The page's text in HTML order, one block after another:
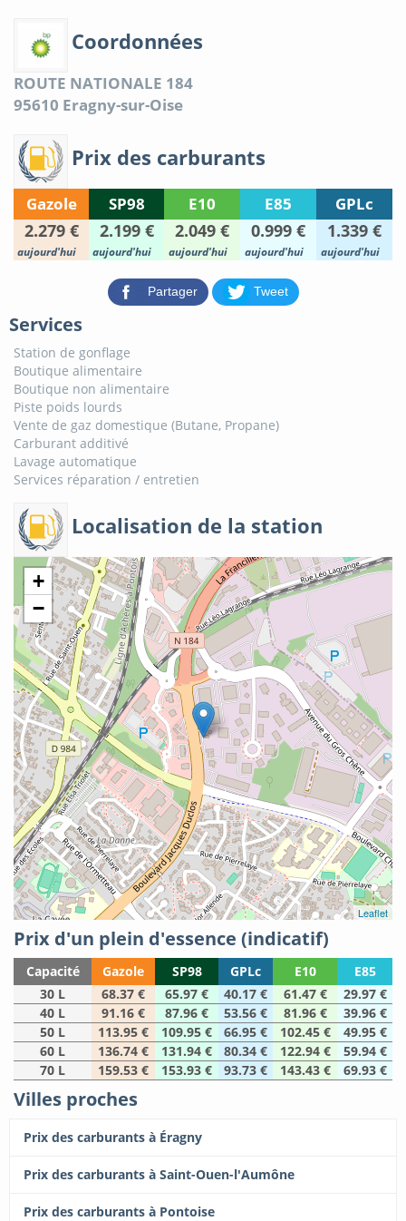
Coordonnées
ROUTE NATIONALE 184
95610 Eragny-sur-Oise
Prix des carburants
Gazole SP98 E10 E85 GPLc
2.279 € 2.199 € 2.049 € 0.999 € 1.339 €
aujourd'hui aujourd'hui aujourd'hui aujourd'hui aujourd'hui
Partager Tweet
Services
Station de gonflage
Boutique alimentaire
Boutique non alimentaire
Piste poids lourds
Vente de gaz domestique (Butane, Propane)
Carburant additivé
Lavage automatique
Services réparation / entretien
Localisation de la station
+
−
Leaflet
Prix d'un plein d'essence (indicatif)
Capacité Gazole SP98 GPLc E10
E85
30 L
68.37 € 65.97 € 40.17 € 61.47 €
29.97 €
40 L
91.16 € 87.96 € 53.56 € 81.96 €
39.96 €
50 L
113.95 € 109.95 € 66.95 € 102.45 €
49.95 €
60 L
136.74 € 131.94 € 80.34 € 122.94 €
59.94 €
70 L
159.53 € 153.93 € 93.73 € 143.43 € 69.93 €
Villes proches
Prix des carburants à Éragny
Prix des carburants à Saint-Ouen-l'Aumône
Prix des carburants à Pontoise